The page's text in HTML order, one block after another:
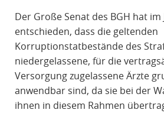
Der Große Senat des BGH hat im
entschieden, dass die geltenden
Korruptionstatbestände des
niedergelassene, für die
Versorgung zugelassene Ärzte
anwendbar sind, da sie bei der
ihnen in diesem Rahmen